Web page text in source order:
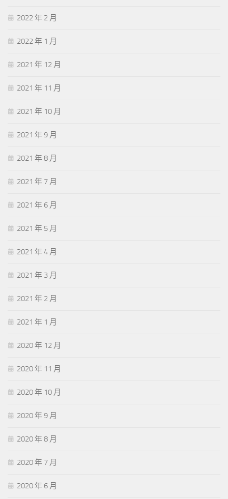
2022 年 2 月
2022 年 1 月
2021 年 12 月
2021 年 11 月
2021 年 10 月
2021 年 9 月
2021 年 8 月
2021 年 7 月
2021 年 6 月
2021 年 5 月
2021 年 4 月
2021 年 3 月
2021 年 2 月
2021 年 1 月
2020 年 12 月
2020 年 11 月
2020 年 10 月
2020 年 9 月
2020 年 8 月
2020 年 7 月
2020 年 6 月